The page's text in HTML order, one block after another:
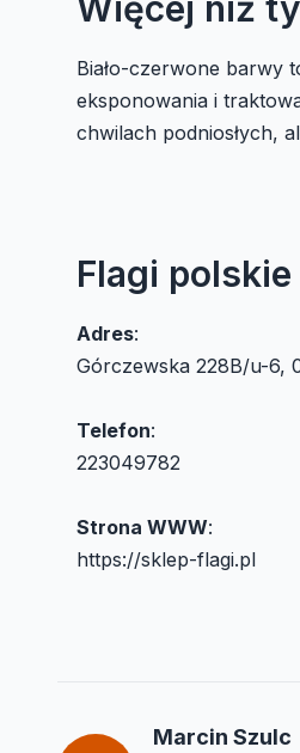
Biało-czerwone barwy
eksponowania i
chwilach podniosłych,
Flagi polskie
Adres:
Górczewska 228B/u-6,
Telefon:
223049782
Strona WWW:
https://sklep-flagi.pl
Marcin Szulc